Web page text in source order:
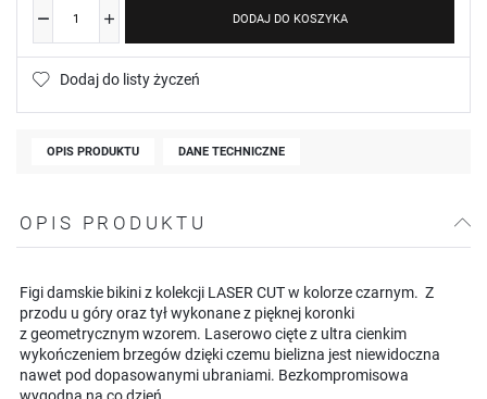
DODAJ DO KOSZYKA
Dodaj do listy życzeń
OPIS PRODUKTU DANE TECHNICZNE
OPIS PRODUKTU
Figi damskie bikini z kolekcji LASER CUT w kolorze czarnym. Z
przodu u góry oraz tył wykonane z pięknej koronki
z geometrycznym wzorem. Laserowo cięte z ultra cienkim
wykończeniem brzegów dzięki czemu bielizna jest niewidoczna
nawet pod dopasowanymi ubraniami. Bezkompromisowa